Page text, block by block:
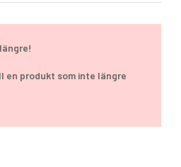
sida.
en produkt som inte längre